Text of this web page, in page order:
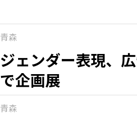
青森
ジェンダー表現、
で企画展
青森